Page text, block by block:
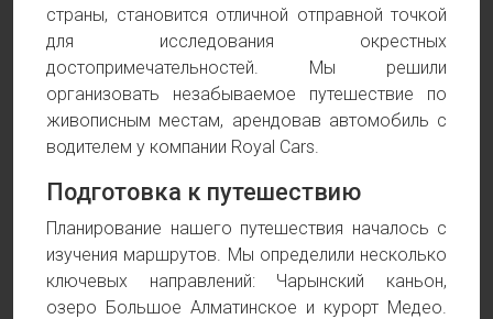
страны, становится отличной отправной точкой
для исследования окрестных
достопримечательностей. Мы решили
организовать незабываемое путешествие по
живописным местам, арендовав автомобиль с
водителем у компании Royal Cars.
Подготовка к путешествию
Планирование нашего путешествия началось с
изучения маршрутов. Мы определили несколько
ключевых направлений: Чарынский каньон,
озеро Большое Алматинское и курорт Медео.